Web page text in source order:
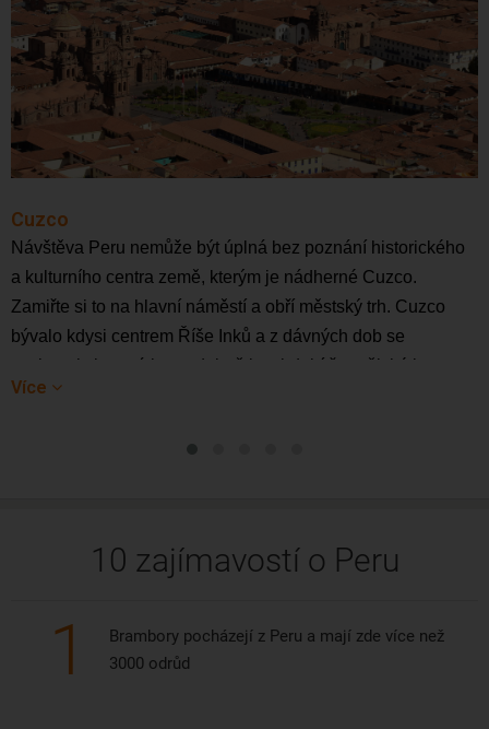
Cuzco
Návštěva Peru nemůže být úplná bez poznání historického
a kulturního centra země, kterým je nádherné Cuzco.
Zamiřte si to na hlavní náměstí a obří městský trh. Cuzco
bývalo kdysi centrem Říše Inků a z dávných dob se
zachovaly i památky, podobně i z období španělské invaze.
Více
10 zajímavostí o Peru
1
Brambory pocházejí z Peru a mají zde více než
3000 odrůd